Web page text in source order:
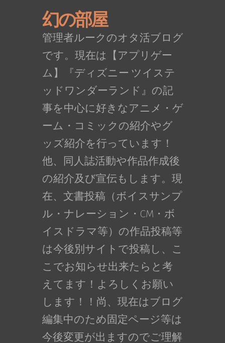
幻の部屋
管理者ルークのオタ活ブログ
です。現在は【アプリゲー
ム】『ディズニー ツイステ
ッドワンダーランド』の記
事を中心に好きなアニメ・ゲ
ーム・コミックの紹介やグ
ッズ紹介を行っています！
他、同人誌活動や作品作成後
の紹介及び宣伝もします。現
在、文書投稿（ボイスサンプ
ル・ナレーション・CM・ボ
イスドラマ等）の作品投稿等
は今後別サイトで投稿し、こ
こでお知らせ出来たらと考
えてます！よろしくお願い
します！！尚、現在はブログ
編集中のため固定ページ等は
今後変更が出ますのでご理解